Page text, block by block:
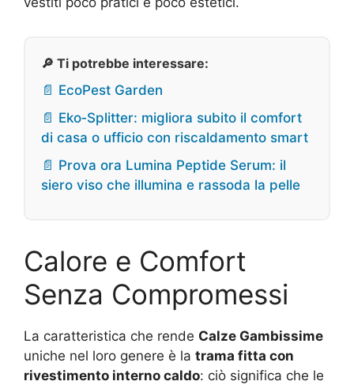
🔎 Ti potrebbe interessare:
📄 EcoPest Garden
📄 Eko‑Splitter: migliora subito il comfort
di casa o ufficio con riscaldamento smart
📄 Prova ora Lumina Peptide Serum: il
siero viso che illumina e rassoda la pelle
Calore e Comfort
Senza Compromessi
La caratteristica che rende Calze Gambissime
uniche nel loro genere è la trama fitta con
rivestimento interno caldo: ciò significa che le